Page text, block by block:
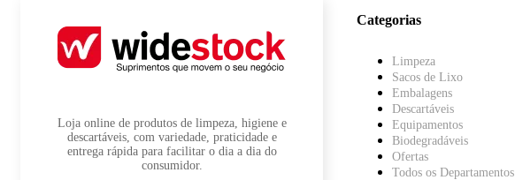
Loja online de produtos de limpeza, higiene e
descartáveis, com variedade, praticidade e
entrega rápida para facilitar o dia a dia do
consumidor.
Categorias
Limpeza
Sacos de Lixo
Embalagens
Descartáveis
Equipamentos
Biodegradáveis
Ofertas
Todos os Departamentos